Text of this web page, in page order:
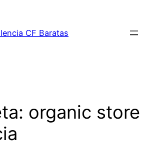
CF Baratas
organic store